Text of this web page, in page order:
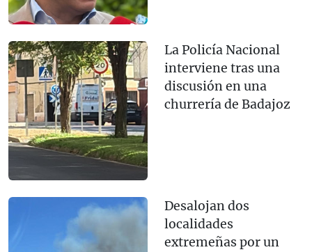
La Policía Nacional
interviene tras una
discusión en una
churrería de Badajoz
Desalojan dos
localidades
extremeñas por un